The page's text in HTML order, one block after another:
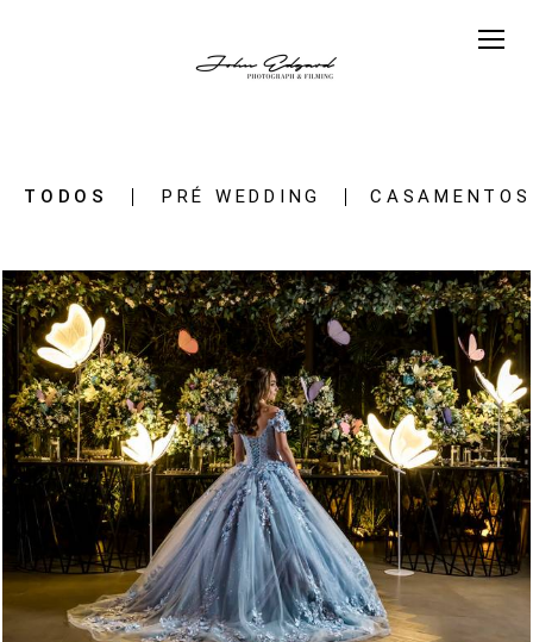
TODOS PRÉ WEDDING CASAMENTOS
2557 44